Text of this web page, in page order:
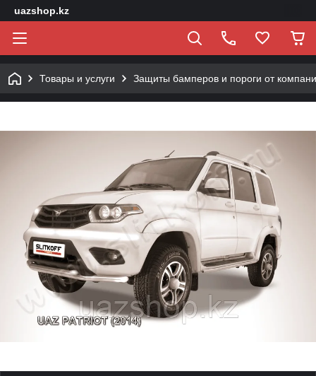
uazshop.kz
Товары и услуги Защиты бамперов и пороги от